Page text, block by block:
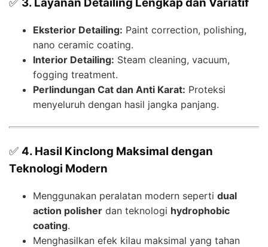
✅ 3. Layanan Detailing Lengkap dan Variatif
Eksterior Detailing: Paint correction, polishing,
nano ceramic coating.
Interior Detailing: Steam cleaning, vacuum,
fogging treatment.
Perlindungan Cat dan Anti Karat: Proteksi
menyeluruh dengan hasil jangka panjang.
✅ 4. Hasil Kinclong Maksimal dengan
Teknologi Modern
Menggunakan peralatan modern seperti dual
action polisher dan teknologi hydrophobic
coating.
Menghasilkan efek kilau maksimal yang tahan